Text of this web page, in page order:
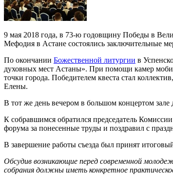
9 мая 2018 года, в 73-ю годовщину Победы в
Мефодия в Астане состоялись заключительные
По окончании Божественной литургии в
духовных мест Астаны». При помощи камер
точки города. Победителем квеста стал
Елены.
В тот же день вечером в большом концертом зале
К собравшимся обратился председатель
форума за понесенные труды и поздравил с
В завершение работы съезда был принят
Обсудив возникающие перед современной
собрания должны иметь конкретное